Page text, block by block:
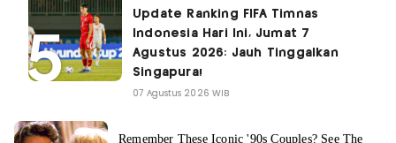
Update Ranking FIFA Timnas
Indonesia Hari Ini, Jumat 7
Agustus 2026: Jauh Tinggalkan
Singapura!
07 Agustus 2026 WIB